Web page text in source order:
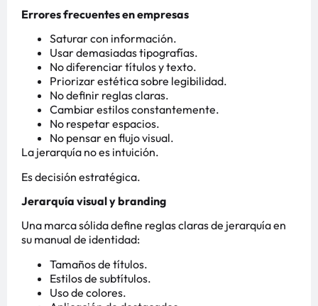
Errores frecuentes en empresas
Saturar con información.
Usar demasiadas tipografías.
No diferenciar títulos y texto.
Priorizar estética sobre legibilidad.
No definir reglas claras.
Cambiar estilos constantemente.
No respetar espacios.
No pensar en flujo visual.
La jerarquía no es intuición.
Es decisión estratégica.
Jerarquía visual y branding
Una marca sólida define reglas claras de jerarquía en
su manual de identidad:
Tamaños de títulos.
Estilos de subtítulos.
Uso de colores.